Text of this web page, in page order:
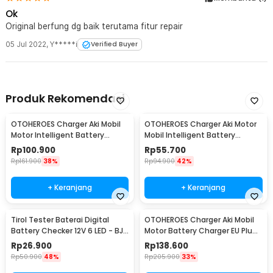
Ok
Original berfung dg baik terutama fitur repair
05 Jul 2022, Y*****i Verified Buyer
Produk Rekomendasi
OTOHEROES Charger Aki Mobil
Motor Intelligent Battery
Charger 12V 6A - FBC1206D
Rp100.900
Rp161.900 38%
+ Keranjang
OTOHEROES Charger Aki Motor
Mobil Intelligent Battery
Charger 12V 2A - UD11
Rp55.700
Rp94.900 42%
+ Keranjang
Tirol Tester Baterai Digital
Battery Checker 12V 6 LED - BJ-
803
Rp26.900
Rp50.900 48%
OTOHEROES Charger Aki Mobil
Motor Battery Charger EU Plug
12/24V 10A - UD21
Rp138.600
Rp205.900 33%